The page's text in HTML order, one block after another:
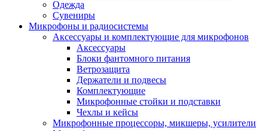
Одежда
Сувениры
Микрофоны и радиосистемы
Аксессуары и комплектующие для микрофонов
Аксессуары
Блоки фантомного питания
Ветрозащита
Держатели и подвесы
Комплектующие
Микрофонные стойки и подставки
Чехлы и кейсы
Микрофонные процессоры, микшеры, усилители